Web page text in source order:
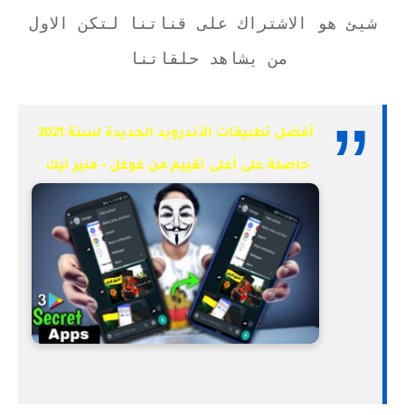
شيئ هو الاشتراك على قناتنا لتكن الاول
من يشاهد حلقاتنا
أفضل تطبيقات الأندرويد الجديدة لسنة 2021
حاصلة على أعلى تقييم من غوغل - منير تيك